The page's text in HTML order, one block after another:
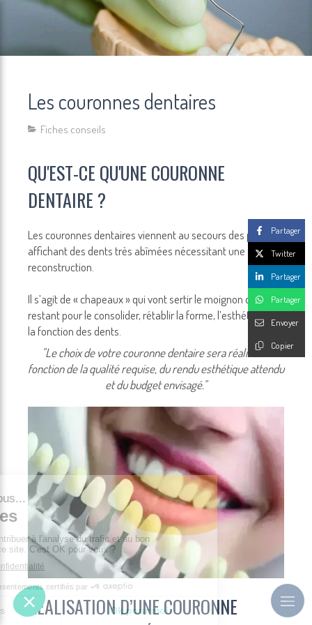
Les couronnes dentaires
Fiches conseils
QU'EST-CE QU'UNE COURONNE
DENTAIRE ?
Les couronnes dentaires viennent au secours des patients
affichant des dents très abîmées nécessitant une
reconstruction.
Il s’agit de « chapeaux » qui vont sertir le moignon de dent
restant pour le consolider, rétablir la forme, l’esthétique et
la fonction des dents.
"Le choix de votre couronne dentaire sera réalisé en
fonction de la qualité requise, du rendu esthétique attendu
et du budget envisagé."
RÉALISATION D’UNE COURONNE
Partager
Twitter
Partager
Partager
Envoyer
Copier